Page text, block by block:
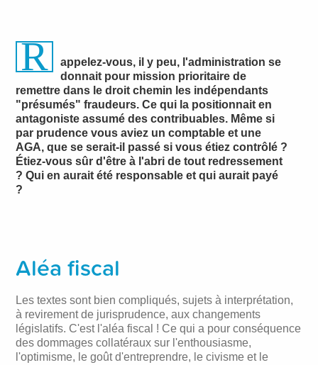
R
appelez-vous, il y peu, l'administration se
donnait pour mission prioritaire de
remettre dans le droit chemin les indépendants
"présumés" fraudeurs. Ce qui la positionnait en
antagoniste assumé des contribuables. Même si
par prudence vous aviez un comptable et une
AGA, que se serait-il passé si vous étiez contrôlé ?
Étiez-vous sûr d'être à l'abri de tout redressement
? Qui en aurait été responsable et qui aurait payé
?
Aléa fiscal
Les textes sont bien compliqués, sujets à interprétation,
à revirement de jurisprudence, aux changements
législatifs. C'est l'aléa fiscal ! Ce qui a pour conséquence
des dommages collatéraux sur l'enthousiasme,
l'optimisme, le goût d'entreprendre, le civisme et le